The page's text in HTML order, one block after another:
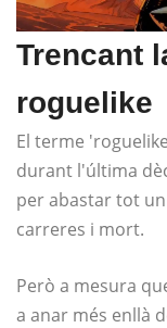
Trencant
roguelike
El terme
durant l'última
per abastar tot
carreres i mort.
Però a mesura
a anar més enllà